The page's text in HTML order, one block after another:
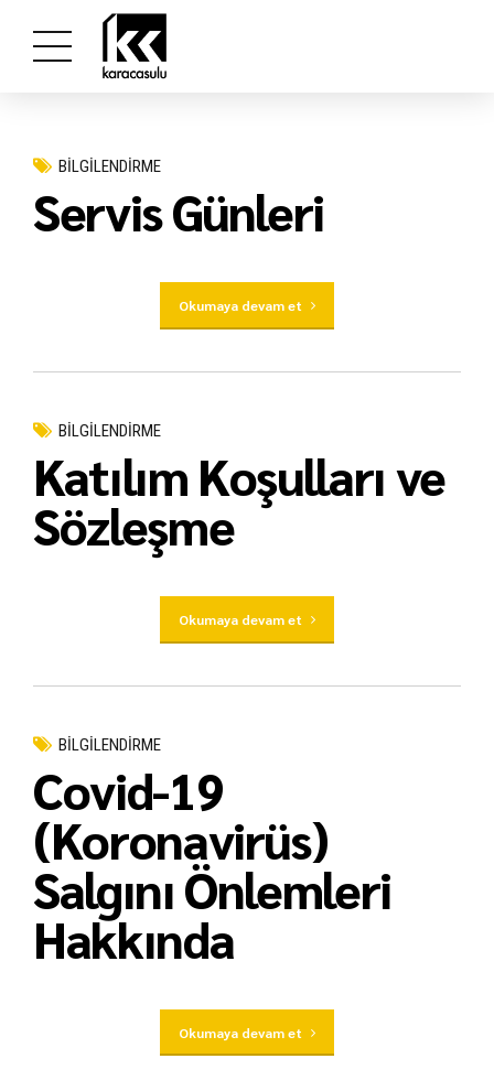
BİLGİLENDİRME
Servis Günleri
Okumaya devam et
BİLGİLENDİRME
Katılım Koşulları ve
Sözleşme
Okumaya devam et
BİLGİLENDİRME
Covid-19
(Koronavirüs)
Salgını Önlemleri
Hakkında
Okumaya devam et